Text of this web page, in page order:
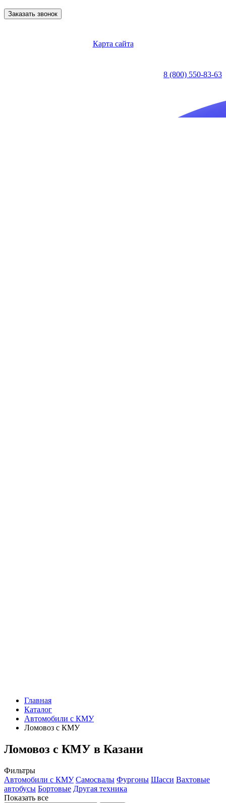
Заказать звонок
Карта сайта
8 (800) 550-83-63
Главная
Каталог
Автомобили с КМУ
Ломовоз с КМУ
Ломовоз с КМУ в Казани
Фильтры
Автомобили с КМУ Самосвалы Фургоны Шасси Вахтовые
автобусы Бортовые Другая техника
Показать все